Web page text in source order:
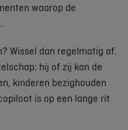
waarop de
Wissel dan regelmatig af.
hij of zij kan de
kinderen bezighouden
is op een lange rit